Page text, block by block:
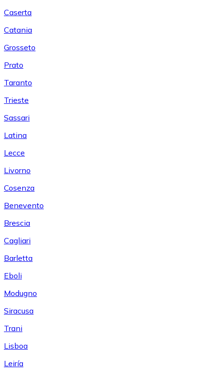
Caserta
Catania
Grosseto
Prato
Taranto
Trieste
Sassari
Latina
Lecce
Livorno
Cosenza
Benevento
Brescia
Cagliari
Barletta
Eboli
Modugno
Siracusa
Trani
Lisboa
Leiría